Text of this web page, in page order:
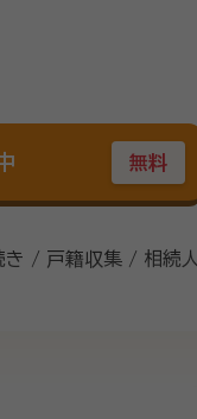
無料
/ 戸籍収集 / 相続人